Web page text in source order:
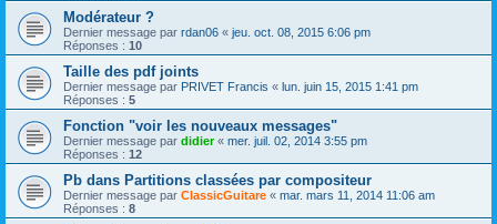
Modérateur ?
Dernier message par rdan06 « jeu. oct. 08, 2015 6:06 pm
Réponses : 10
Taille des pdf joints
Dernier message par PRIVET Francis « lun. juin 15, 2015 1:41 pm
Réponses : 5
Fonction "voir les nouveaux messages"
Dernier message par didier« mer. juil. 02, 2014 3:55 pm
Réponses : 12
Pb dans Partitions classées par compositeur
Dernier message par ClassicGuitare « mar. mars 11, 2014 11:06 am
Réponses : 8